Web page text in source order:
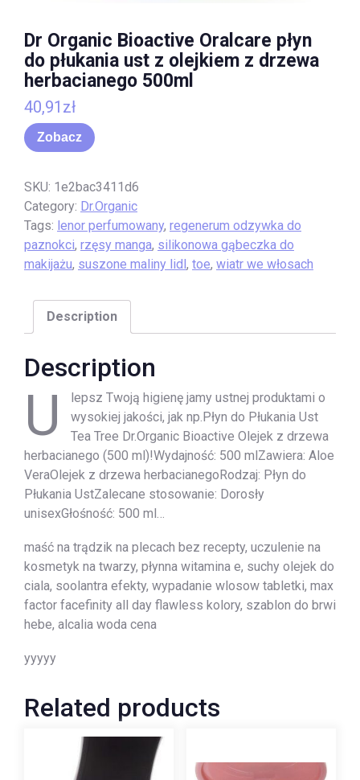
Dr Organic Bioactive Oralcare płyn
do płukania ust z olejkiem z drzewa
herbacianego 500ml
40,91 zł
Zobacz
SKU: 1e2bac3411d6
Category: Dr.Organic
Tags: lenor perfumowany, regenerum odzywka do
paznokci, rzęsy manga, silikonowa gąbeczka do
makijażu, suszone maliny lidl, toe, wiatr we włosach
Description
Description
U
lepsz Twoją higienę jamy ustnej produktami o
wysokiej jakości, jak np.Płyn do Płukania Ust
Tea Tree Dr.Organic Bioactive Olejek z drzewa
herbacianego (500 ml)!Wydajność: 500 mlZawiera: Aloe
VeraOlejek z drzewa herbacianegoRodzaj: Płyn do
Płukania UstZalecane stosowanie: Dorosły
unisexGłośność: 500 ml…
maść na trądzik na plecach bez recepty, uczulenie na
kosmetyk na twarzy, płynna witamina e, suchy olejek do
ciala, soolantra efekty, wypadanie wlosow tabletki, max
factor facefinity all day flawless kolory, szablon do brwi
hebe, alcalia woda cena
yyyyy
Related products